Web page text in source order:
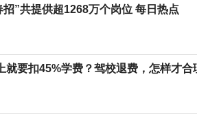
招”共提供超1268万个岗位 每日热点
就要扣45%学费？驾校退费，怎样才合